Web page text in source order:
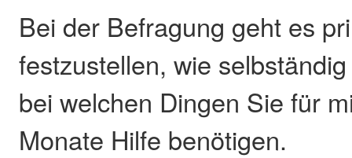
Bei der Befragung geht es
festzustellen, wie
bei welchen Dingen Sie für
Monate Hilfe benötigen.